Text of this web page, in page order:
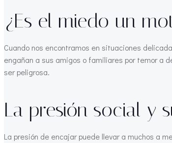
¿Es el miedo un
Cuando nos encontramos en situaciones
engañan a sus amigos o familiares por temor a
ser peligrosa.
La presión social y
La presión de encajar puede llevar a muchos a